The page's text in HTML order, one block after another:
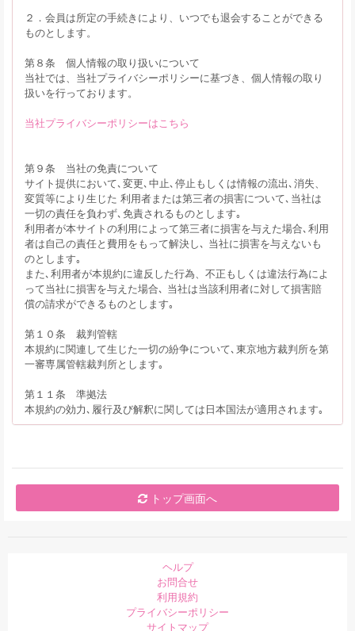
２．会員は所定の手続きにより、いつでも退会することができる
ものとします。
第８条 個人情報の取り扱いについて
当社では、当社プライバシーポリシーに基づき、個人情報の取り
扱いを行っております。
当社プライバシーポリシーはこちら
第９条 当社の免責について
サイト提供において､変更､中止､停止もしくは情報の流出､消失、
変質等により生じた 利用者または第三者の損害について､当社は
一切の責任を負わず､免責されるものとします｡
利用者が本サイトの利用によって第三者に損害を与えた場合､利用
者は自己の責任と費用をもって解決し､ 当社に損害を与えないも
のとします｡
また､利用者が本規約に違反した行為、不正もしくは違法行為によ
って当社に損害を与えた場合､ 当社は当該利用者に対して損害賠
償の請求ができるものとします｡
第１０条 裁判管轄
本規約に関連して生じた一切の紛争について､東京地方裁判所を第
一審専属管轄裁判所とします｡
第１１条 準拠法
本規約の効力､履行及び解釈に関しては日本国法が適用されます｡
トップ画面へ
ヘルプ
お問合せ
利用規約
プライバシーポリシー
サイトマップ